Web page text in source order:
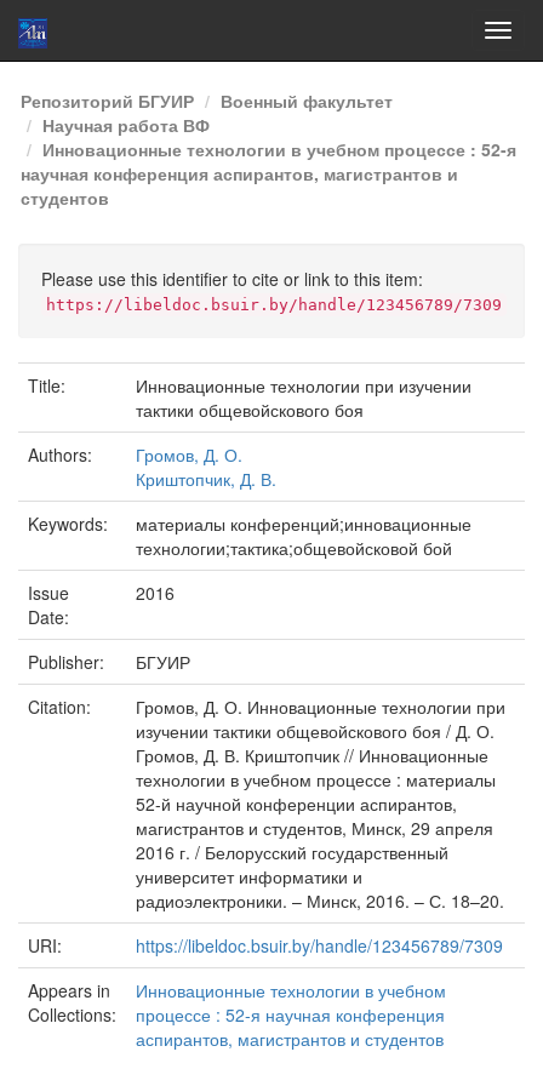
Skip
navigation
Репозиторий БГУИР
Военный факультет
Научная работа ВФ
Инновационные технологии в учебном процессе : 52-я
научная конференция аспирантов, магистрантов и
студентов
Please use this identifier to cite or link to this item:
https://libeldoc.bsuir.by/handle/123456789/7309
Title:
Инновационные технологии при изучении
тактики общевойскового боя
Authors:
Громов, Д. О.
Криштопчик, Д. В.
Keywords:
материалы конференций;инновационные
технологии;тактика;общевойсковой бой
Issue
Date:
2016
Publisher:
БГУИР
Citation:
Громов, Д. О. Инновационные технологии при
изучении тактики общевойскового боя / Д. О.
Громов, Д. В. Криштопчик // Инновационные
технологии в учебном процессе : материалы
52-й научной конференции аспирантов,
магистрантов и студентов, Минск, 29 апреля
2016 г. / Белорусский государственный
университет информатики и
радиоэлектроники. – Минск, 2016. – С. 18–20.
URI:
https://libeldoc.bsuir.by/handle/123456789/7309
Appears in
Collections:
Инновационные технологии в учебном
процессе : 52-я научная конференция
аспирантов, магистрантов и студентов